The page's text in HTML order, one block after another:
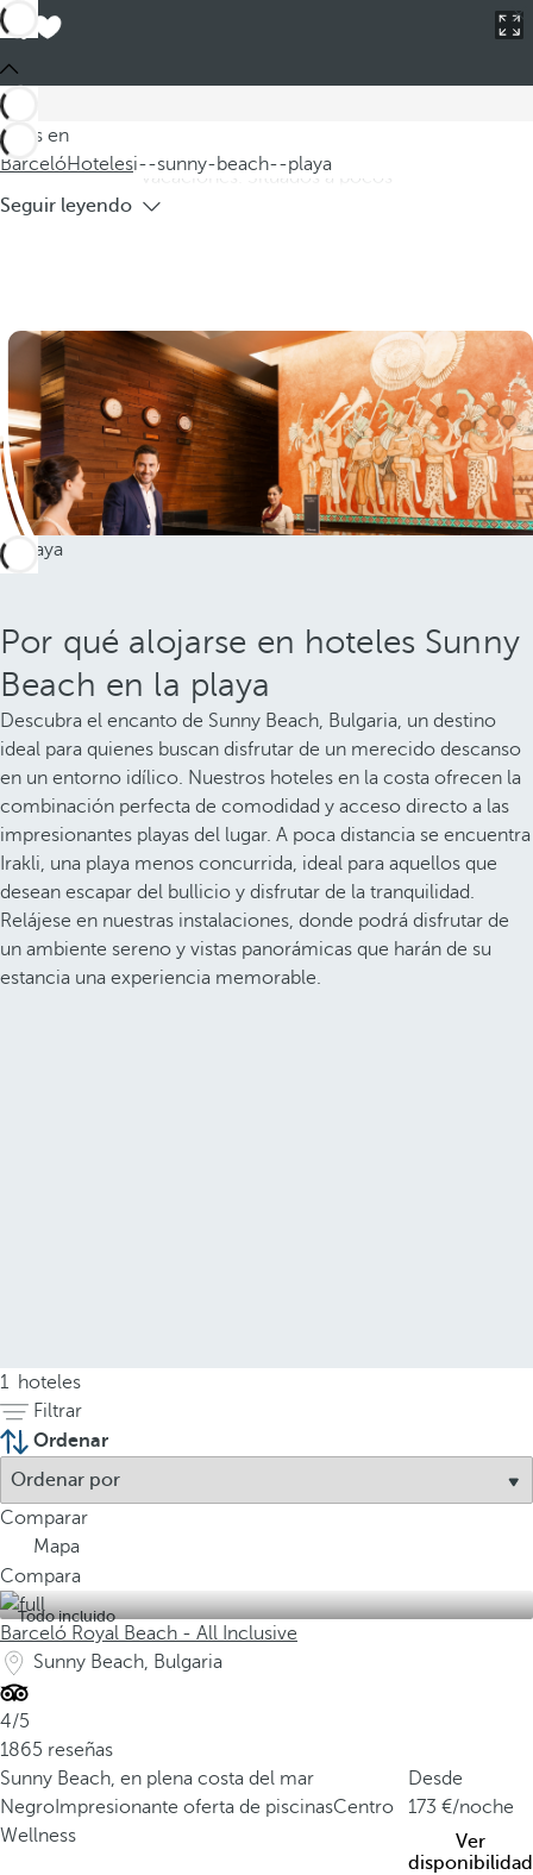
Estás en
BarcelóHotelesi--sunny-beach--playa
playa
Descubra nuestros hoteles en Sunny Beach, donde la belleza
de la playa se combina con la tranquilidad que busca en sus
vacaciones. Situados a pocos
Seguir leyendo
Por qué alojarse en hoteles Sunny
Beach en la playa
Descubra el encanto de Sunny Beach, Bulgaria, un destino
ideal para quienes buscan disfrutar de un merecido descanso
en un entorno idílico. Nuestros hoteles en la costa ofrecen la
combinación perfecta de comodidad y acceso directo a las
impresionantes playas del lugar. A poca distancia se encuentra
Irakli, una playa menos concurrida, ideal para aquellos que
desean escapar del bullicio y disfrutar de la tranquilidad.
Relájese en nuestras instalaciones, donde podrá disfrutar de
un ambiente sereno y vistas panorámicas que harán de su
estancia una experiencia memorable.
1 hoteles
Filtrar
Ordenar
Comparar
Mapa
Compara
Todo incluido
Barceló Royal Beach - All Inclusive
Sunny Beach, Bulgaria
4/5
1865 reseñas
Sunny Beach, en plena costa del mar
Negro Impresionante oferta de piscinasCentro
Wellness
Desde
173
/noche
Ver
disponibilidad